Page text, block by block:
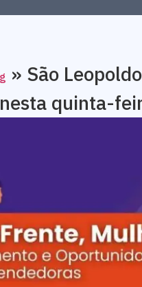
» São
quinta-